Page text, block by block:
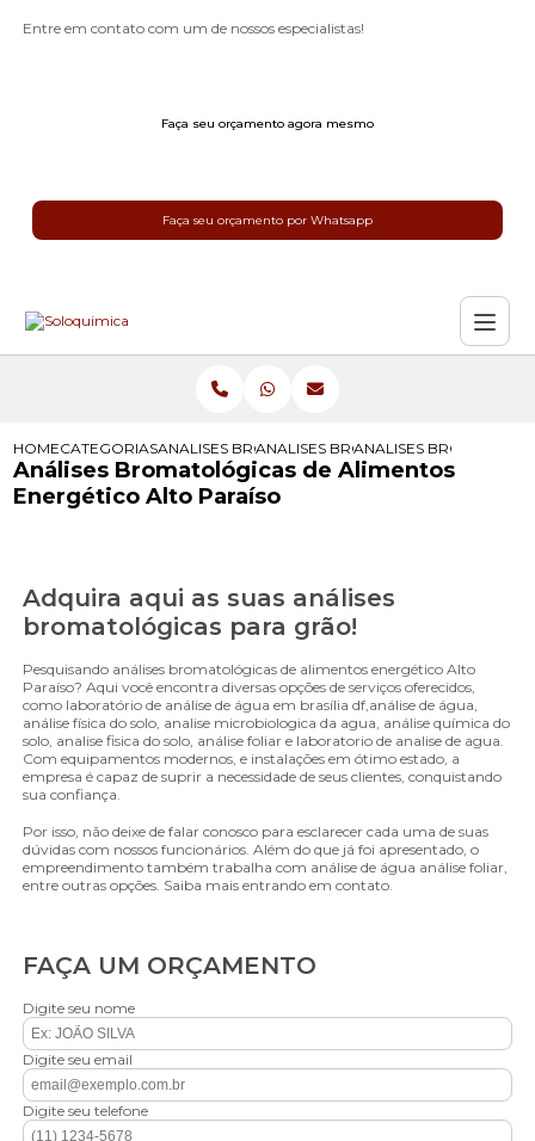
Entre em contato com um de nossos especialistas!
Faça seu orçamento agora mesmo
Faça seu orçamento por Whatsapp
HOMECATEGORIASANALISES BROMATOLOGICAS
ANALISES BROMATOLOGICAS PARA
ANALISES
Análises Bromatológicas de Alimentos
Energético Alto Paraíso
Adquira aqui as suas análises
bromatológicas para grão!
Pesquisando análises bromatológicas de alimentos energético Alto
Paraíso? Aqui você encontra diversas opções de serviços oferecidos,
como laboratório de análise de água em brasília df,análise de água,
análise física do solo, analise microbiologica da agua, análise química do
solo, analise fisica do solo, análise foliar e laboratorio de analise de agua.
Com equipamentos modernos, e instalações em ótimo estado, a
empresa é capaz de suprir a necessidade de seus clientes, conquistando
sua confiança.
Por isso, não deixe de falar conosco para esclarecer cada uma de suas
dúvidas com nossos funcionários. Além do que já foi apresentado, o
empreendimento também trabalha com análise de água análise foliar,
entre outras opções. Saiba mais entrando em contato.
FAÇA UM ORÇAMENTO
Digite seu nome
Digite seu email
Digite seu telefone